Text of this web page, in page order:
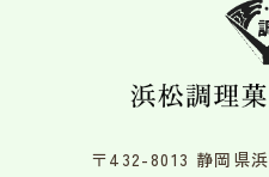
〒432-8013 静岡県